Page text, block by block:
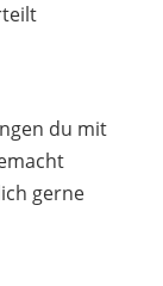
du mit
gerne